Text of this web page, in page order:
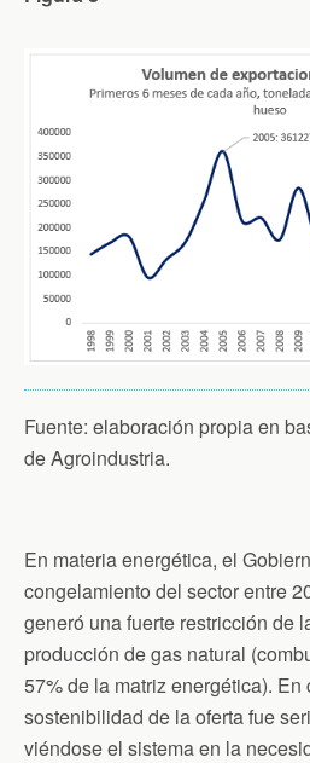
Fuente: elaboración propia en
de Agroindustria.
En materia energética, el
congelamiento del sector entre
generó una fuerte restricción de
producción de gas natural
57% de la matriz energética).
sostenibilidad de la oferta fue
viéndose el sistema en la